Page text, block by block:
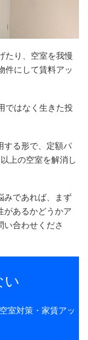
たり、空室を我慢
件にして賃料アッ
ではなく生きた投
する形で、定額パ
上の空室を解消し
みであれば、まず
があるかどうかア
い合わせくださ
い
室対策・家賃アッ